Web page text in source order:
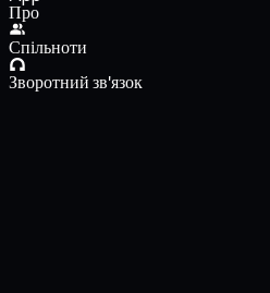
Про
Спільноти
Зворотний зв'язок